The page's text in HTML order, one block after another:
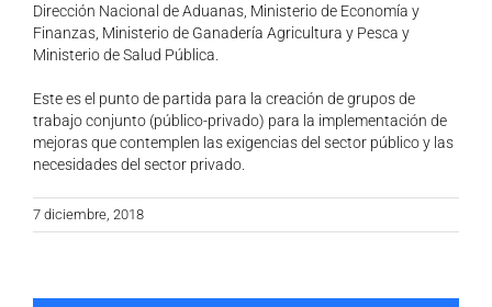
Dirección Nacional de Aduanas, Ministerio de Economía y
Finanzas, Ministerio de Ganadería Agricultura y Pesca y
Ministerio de Salud Pública.
Este es el punto de partida para la creación de grupos de
trabajo conjunto (público-privado) para la implementación de
mejoras que contemplen las exigencias del sector público y las
necesidades del sector privado.
7 diciembre, 2018